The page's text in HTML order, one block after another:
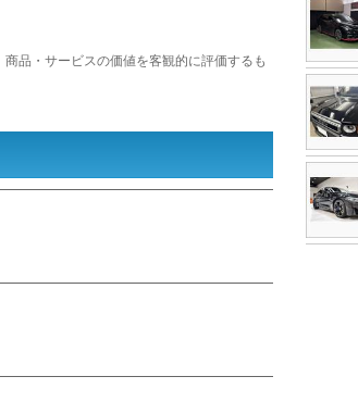
品・サービスの価値を客観的に評価するも